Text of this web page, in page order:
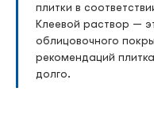
плитки в
Клеевой раствор —
облицовочного
рекомендаций
долго.